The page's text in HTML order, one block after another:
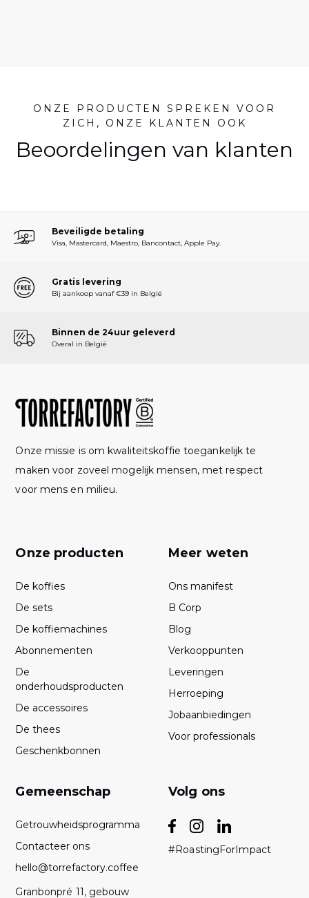
ONZE PRODUCTEN SPREKEN VOOR
ZICH, ONZE KLANTEN OOK
Beoordelingen van klanten
Beveiligde betaling
Visa, Mastercard, Maestro, Bancontact, Apple Pay.
Gratis levering
Bij aankoop vanaf €39 in België
Binnen de 24uur geleverd
Overal in België
Onze missie is om kwaliteitskoffie toegankelijk te
maken voor zoveel mogelijk mensen, met respect
voor mens en milieu.
Onze producten
De koffies
De sets
De koffiemachines
Abonnementen
De
onderhoudsproducten
De accessoires
De thees
Geschenkbonnen
Meer weten
Ons manifest
B Corp
Blog
Verkooppunten
Leveringen
Herroeping
Jobaanbiedingen
Voor professionals
Gemeenschap
Getrouwheidsprogramma
Contacteer ons
hello@torrefactory.coffee
Granbonpré 11, gebouw
Volg ons
#RoastingForImpact